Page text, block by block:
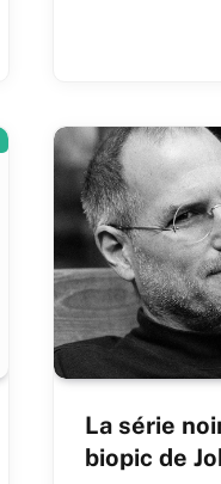
La série
biopic de